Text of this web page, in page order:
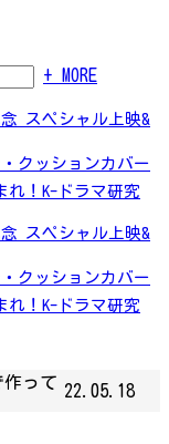
+ MORE
スペシャル上映&
クッションカバー
れ！K-ドラマ研究
スペシャル上映&
クッションカバー
れ！K-ドラマ研究
って 22.05.18